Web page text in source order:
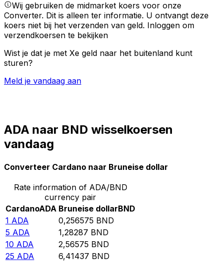
Wij gebruiken de midmarket koers voor onze
Converter. Dit is alleen ter informatie. U ontvangt deze
koers niet bij het verzenden van geld. Inloggen om
verzendkoersen te bekijken
Wist je dat je met Xe geld naar het buitenland kunt
sturen?
Meld je vandaag aan
ADA naar BND wisselkoersen
vandaag
Converteer Cardano naar Bruneise dollar
Rate information of ADA/BND
currency pair
CardanoADA Bruneise dollarBND
1 ADA 0,256575 BND
5 ADA 1,28287 BND
10 ADA 2,56575 BND
25 ADA 6,41437 BND